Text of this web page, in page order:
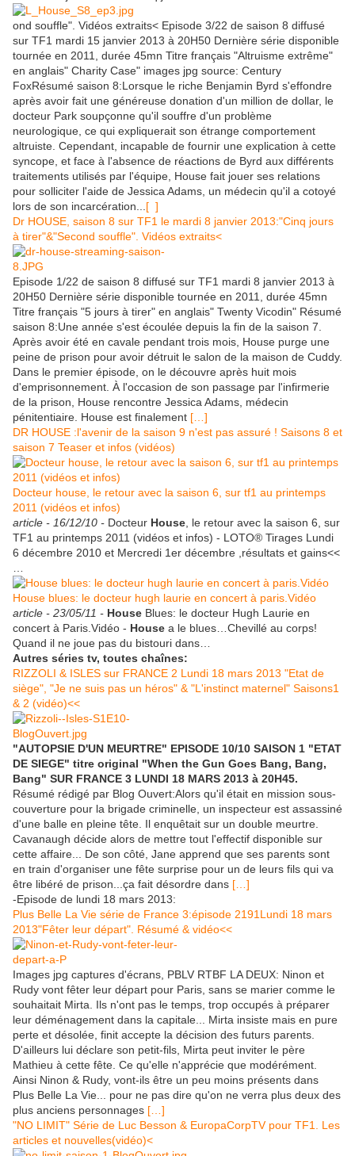
ond souffle". Vidéos extraits< Episode 3/22 de saison 8 diffusé
sur TF1 mardi 15 janvier 2013 à 20H50 Dernière série disponible
tournée en 2011, durée 45mn Titre français "Altruisme extrême"
en anglais" Charity Case" images jpg source: Century
FoxRésumé saison 8:Lorsque le riche Benjamin Byrd s'effondre
après avoir fait une généreuse donation d'un million de dollar, le
docteur Park soupçonne qu'il souffre d'un problème
neurologique, ce qui expliquerait son étrange comportement
altruiste. Cependant, incapable de fournir une explication à cette
syncope, et face à l'absence de réactions de Byrd aux différents
traitements utilisés par l'équipe, House fait jouer ses relations
pour solliciter l'aide de Jessica Adams, un médecin qu'il a cotoyé
lors de son incarcération... [ ]
Dr HOUSE, saison 8 sur TF1 le mardi 8 janvier 2013:"Cinq jours
à tirer"&"Second souffle". Vidéos extraits<
Episode 1/22 de saison 8 diffusé sur TF1 mardi 8 janvier 2013 à
20H50 Dernière série disponible tournée en 2011, durée 45mn
Titre français "5 jours à tirer" en anglais" Twenty Vicodin" Résumé
saison 8:Une année s'est écoulée depuis la fin de la saison 7.
Après avoir été en cavale pendant trois mois, House purge une
peine de prison pour avoir détruit le salon de la maison de Cuddy.
Dans le premier épisode, on le découvre après huit mois
d'emprisonnement. À l'occasion de son passage par l'infirmerie
de la prison, House rencontre Jessica Adams, médecin
pénitentiaire. House est finalement […]
DR HOUSE :l'avenir de la saison 9 n'est pas assuré ! Saisons 8 et
saison 7 Teaser et infos (vidéos)
Docteur house, le retour avec la saison 6, sur tf1 au printemps
2011 (vidéos et infos)
article - 16/12/10 - Docteur House , le retour avec la saison 6, sur
TF1 au printemps 2011 (vidéos et infos) - LOTO® Tirages Lundi
6 décembre 2010 et Mercredi 1er décembre ,résultats et gains<<
House blues: le docteur hugh laurie en concert à paris.Vidéo
article - 23/05/11 - House Blues: le docteur Hugh Laurie en
concert à Paris.Vidéo - House a le blues…Chevillé au corps!
Quand il ne joue pas du bistouri dans…
Autres séries tv, toutes chaînes:
RIZZOLI & ISLES sur FRANCE 2 Lundi 18 mars 2013 "Etat de
siège", "Je ne suis pas un héros" & "L'instinct maternel" Saisons1
& 2 (vidéo)<<
"AUTOPSIE D'UN MEURTRE" EPISODE 10/10 SAISON 1 "ETAT
DE SIEGE" titre original "When the Gun Goes Bang, Bang,
Bang" SUR FRANCE 3 LUNDI 18 MARS 2013 à 20H45.
Résumé rédigé par Blog Ouvert:Alors qu'il était en mission sous-
couverture pour la brigade criminelle, un inspecteur est assassiné
d'une balle en pleine tête. Il enquêtait sur un double meurtre.
Cavanaugh décide alors de mettre tout l'effectif disponible sur
cette affaire... De son côté, Jane apprend que ses parents sont
en train d'organiser une fête surprise pour un de leurs fils qui va
être libéré de prison...ça fait désordre dans […]
-Episode de lundi 18 mars 2013:
Plus Belle La Vie série de France 3:épisode 2191Lundi 18 mars
2013"Fêter leur départ". Résumé & vidéo<<
Images jpg captures d'écrans, PBLV RTBF LA DEUX: Ninon et
Rudy vont fêter leur départ pour Paris, sans se marier comme le
souhaitait Mirta. Ils n'ont pas le temps, trop occupés à préparer
leur déménagement dans la capitale... Mirta insiste mais en pure
perte et désolée, finit accepte la décision des futurs parents.
D'ailleurs lui déclare son petit-fils, Mirta peut inviter le père
Mathieu à cette fête. Ce qu'elle n'apprécie que modérément.
Ainsi Ninon & Rudy, vont-ils être un peu moins présents dans
Plus Belle La Vie... pour ne pas dire qu'on ne verra plus deux des
plus anciens personnages […]
"NO LIMIT" Série de Luc Besson & EuropaCorpTV pour TF1. Les
articles et nouvelles(vidéo)<